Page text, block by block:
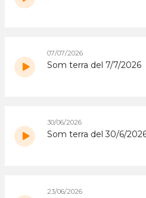
07/07/2026
Som terra del 7/7/2026
30/06/2026
23/06/2026